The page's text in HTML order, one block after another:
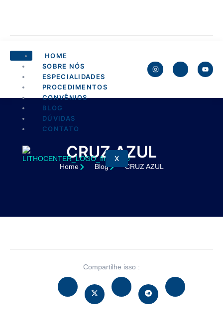
HOME
SOBRE NÓS
ESPECIALIDADES
PROCEDIMENTOS
CONVÊNIOS
BLOG
DÚVIDAS
CONTATO
X
CRUZ AZUL
Home Blog CRUZ AZUL
Compartilhe isso :